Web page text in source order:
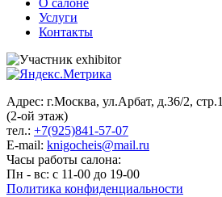
О салоне
Услуги
Контакты
Адрес: г.Москва, ул.Арбат, д.36/2, стр.1
(2-ой этаж)
тел.: +7(925)841-57-07
E-mail: knigocheis@mail.ru
Часы работы салона:
Пн - вс: с 11-00 до 19-00
Политика конфиденциальности